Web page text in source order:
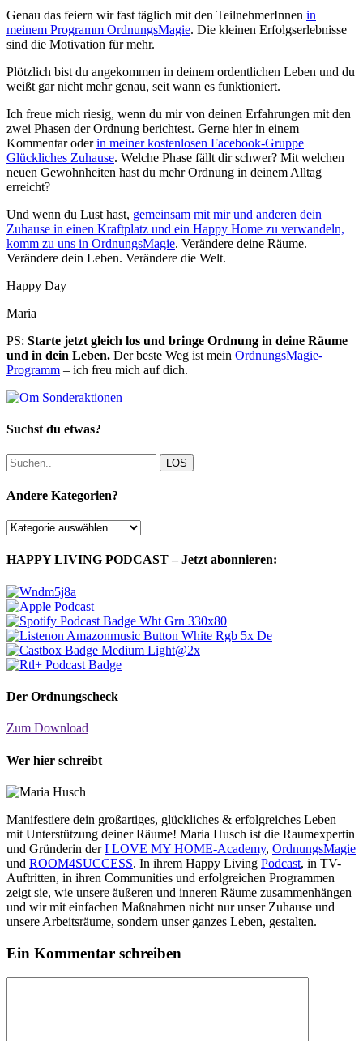
Genau das feiern wir fast täglich mit den TeilnehmerInnen in
meinem Programm OrdnungsMagie. Die kleinen Erfolgserlebnisse
sind die Motivation für mehr.
Plötzlich bist du angekommen in deinem ordentlichen Leben und du
weißt gar nicht mehr genau, seit wann es funktioniert.
Ich freue mich riesig, wenn du mir von deinen Erfahrungen mit den
zwei Phasen der Ordnung berichtest. Gerne hier in einem
Kommentar oderin meiner kostenlosen Facebook-Gruppe
Glückliches Zuhause. Welche Phase fällt dir schwer? Mit welchen
neuen Gewohnheiten hast du mehr Ordnung in deinem Alltag
erreicht?
Und wenn du Lust hast, gemeinsam mit mir und anderen dein
Zuhause in einen Kraftplatz und ein Happy Home zu verwandeln,
komm zu uns in OrdnungsMagie. Verändere deine Räume.
Verändere dein Leben. Verändere die Welt.
Happy Day
Maria
PS: Starte jetzt gleich los und bringe Ordnung in deine Räume
und in dein Leben. Der beste Weg ist mein OrdnungsMagie-
Programm – ich freu mich auf dich.
Suchst du etwas?
LOS
Andere Kategorien?
Andere
HAPPY LIVING PODCAST – Jetzt abonnieren:
Der Ordnungscheck
Zum Download
Wer hier schreibt
Manifestiere dein großartiges, glückliches & erfolgreiches Leben –
mit Unterstützung deiner Räume! Maria Husch ist die Raumexpertin
und Gründerin derI LOVE MY HOME-Academy, OrdnungsMagie
und ROOM4SUCCESS. In ihrem Happy Living Podcast, in TV-
Auftritten, in ihren Communities und erfolgreichen Programmen
zeigt sie, wie unsere äußeren und inneren Räume zusammenhängen
und wir mit einfachen Maßnahmen nicht nur unser Zuhause und
unsere Arbeitsräume, sondern unser ganzes Leben, gestalten.
Ein Kommentar schreiben